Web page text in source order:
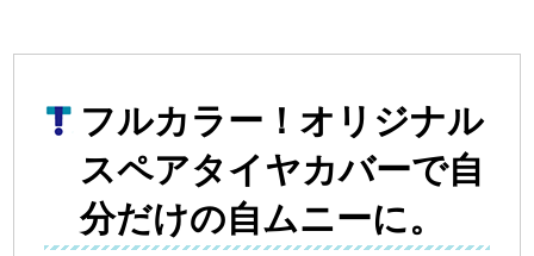
フルカラー！オリジナル
スペアタイヤカバーで自
分だけの自ムニーに。